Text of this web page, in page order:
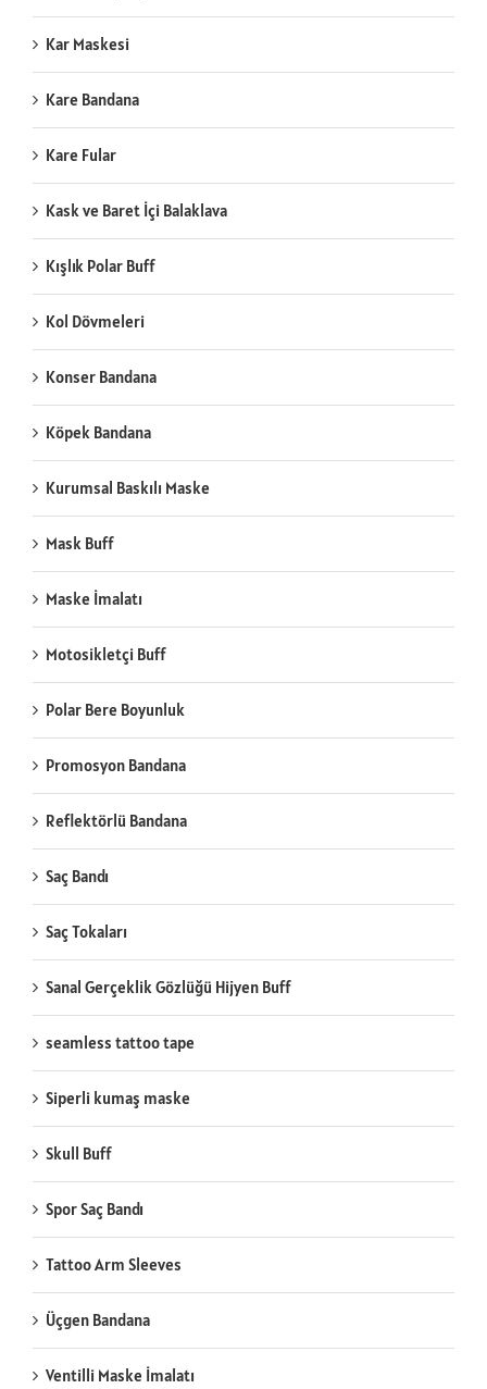
Kar Maskesi
Kare Bandana
Kare Fular
Kask ve Baret İçi Balaklava
Kışlık Polar Buff
Kol Dövmeleri
Konser Bandana
Köpek Bandana
Kurumsal Baskılı Maske
Mask Buff
Maske İmalatı
Motosikletçi Buff
Polar Bere Boyunluk
Promosyon Bandana
Reflektörlü Bandana
Saç Bandı
Saç Tokaları
Sanal Gerçeklik Gözlüğü Hijyen Buff
seamless tattoo tape
Siperli kumaş maske
Skull Buff
Spor Saç Bandı
Tattoo Arm Sleeves
Üçgen Bandana
Ventilli Maske İmalatı